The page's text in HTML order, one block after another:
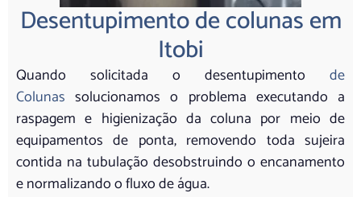
Desentupimento de colunas em
Itobi
Quando solicitada o desentupimento de
Colunas solucionamos o problema executando a
raspagem e higienização da coluna por meio de
equipamentos de ponta, removendo toda sujeira
contida na tubulação desobstruindo o encanamento
e normalizando o fluxo de água.